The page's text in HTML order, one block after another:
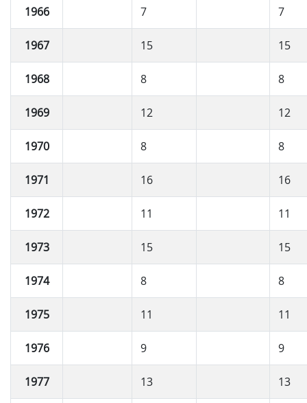
1966 7 7
1967 15 15
1968 8 8
1969 12 12
1970 8 8
1971 16 16
1972 11 11
1973 15 15
1974 8 8
1975 11 11
1976 9 9
1977 13 13